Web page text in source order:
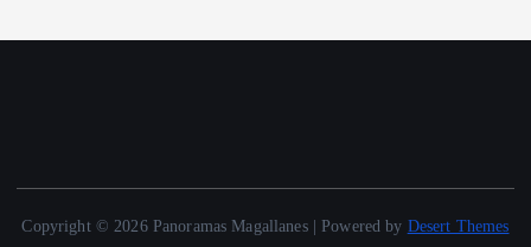
Copyright © 2026 Panoramas Magallanes | Powered by Desert Themes